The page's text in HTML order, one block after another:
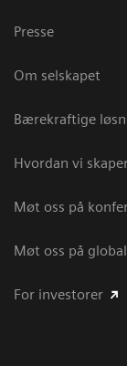
Presse
Om selskapet
Bærekraftige
Hvordan vi
Møt oss på
Møt oss på
For investorer